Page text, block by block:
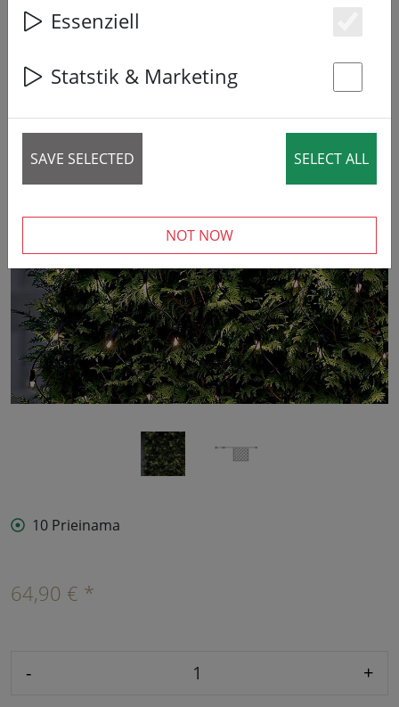
10 Prieinama
64,90 € *
- +
Essenziell
Statstik & Marketing
SAVE SELECTED SELECT ALL
NOT NOW